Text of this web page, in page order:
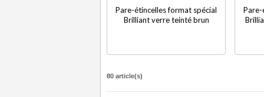
Pare-étincelles format spécial
Brilliant verre teinté brun
80 article(s)